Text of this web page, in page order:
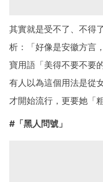
其實就是受不了、不得
析：「好像是安徽方言
寶用語「美得不要不要
有人以為這個用法是從
才開始流行，更要她「
#「黑人問號」